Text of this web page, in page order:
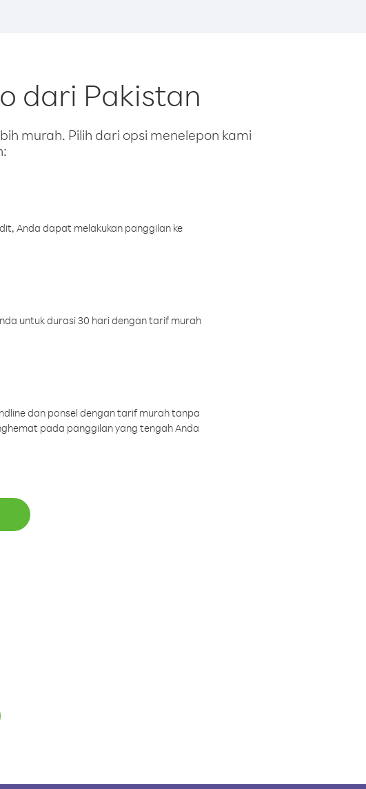
dari Pakistan
murah. Pilih dari opsi menelepon kami
Anda dapat melakukan panggilan ke
untuk durasi 30 hari dengan tarif murah
dan ponsel dengan tarif murah tanpa
pada panggilan yang tengah Anda